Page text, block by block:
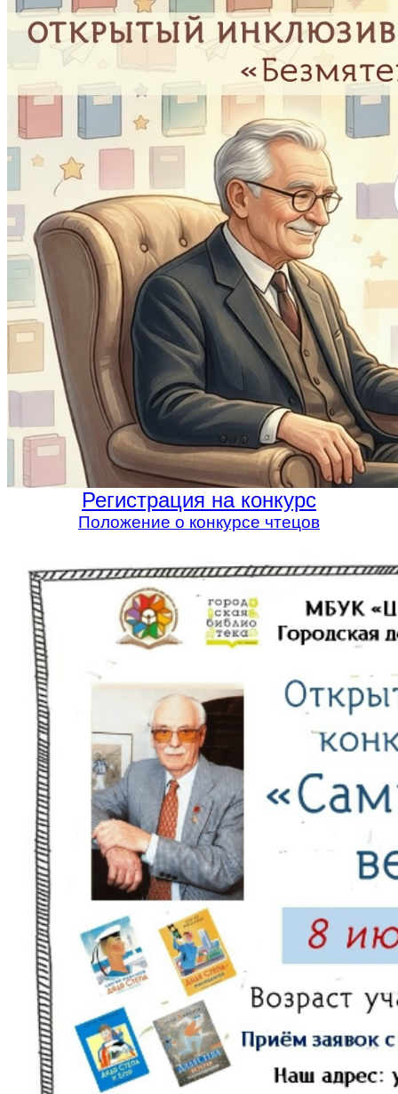
Регистрация на конкурс
Положение о конкурсе чтецов